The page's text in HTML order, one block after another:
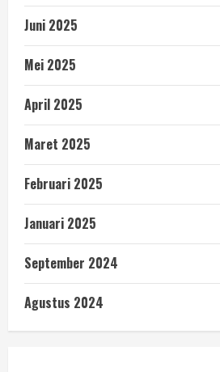
Juni 2025
Mei 2025
April 2025
Maret 2025
Februari 2025
Januari 2025
September 2024
Agustus 2024